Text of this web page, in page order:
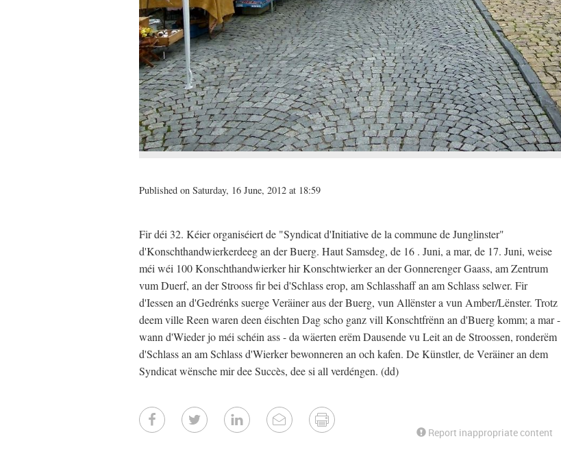
Published on Saturday, 16 June, 2012 at 18:59
Fir déi 32. Kéier organiséiert de "Syndicat d'Initiative de la commune de Junglinster"
d'Konschthandwierkerdeeg an der Buerg. Haut Samsdeg, de 16 . Juni, a mar, de 17. Juni, weise
méi wéi 100 Konschthandwierker hir Konschtwierker an der Gonnerenger Gaass, am Zentrum
vum Duerf, an der Strooss fir bei d'Schlass erop, am Schlasshaff an am Schlass selwer. Fir
d'Iessen an d'Gedrénks suerge Veräiner aus der Buerg, vun Allënster a vun Amber/Lënster. Trotz
deem ville Reen waren deen éischten Dag scho ganz vill Konschtfrënn an d'Buerg komm; a mar -
wann d'Wieder jo méi schéin ass - da wäerten erëm Dausende vu Leit an de Stroossen, ronderëm
d'Schlass an am Schlass d'Wierker bewonneren an och kafen. De Künstler, de Veräiner an dem
Syndicat wënsche mir dee Succès, dee si all verdéngen. (dd)
Report inappropriate content